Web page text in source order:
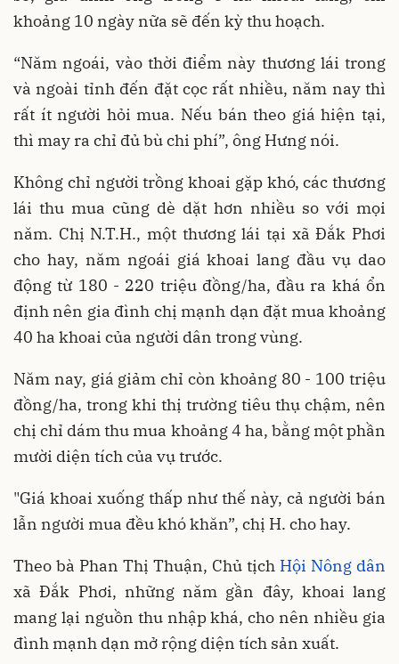
khoảng 10 ngày nữa sẽ đến kỳ thu hoạch.
“Năm ngoái, vào thời điểm này thương lái trong
và ngoài tỉnh đến đặt cọc rất nhiều, năm nay thì
rất ít người hỏi mua. Nếu bán theo giá hiện tại,
thì may ra chỉ đủ bù chi phí”, ông Hưng nói.
Không chỉ người trồng khoai gặp khó, các thương
lái thu mua cũng dè dặt hơn nhiều so với mọi
năm. Chị N.T.H., một thương lái tại xã Đắk Phơi
cho hay, năm ngoái giá khoai lang đầu vụ dao
động từ 180 - 220 triệu đồng/ha, đầu ra khá ổn
định nên gia đình chị mạnh dạn đặt mua khoảng
40 ha khoai của người dân trong vùng.
Năm nay, giá giảm chỉ còn khoảng 80 - 100 triệu
đồng/ha, trong khi thị trường tiêu thụ chậm, nên
chị chỉ dám thu mua khoảng 4 ha, bằng một phần
mười diện tích của vụ trước.
"Giá khoai xuống thấp như thế này, cả người bán
lẫn người mua đều khó khăn”, chị H. cho hay.
Theo bà Phan Thị Thuận, Chủ tịch Hội Nông dân
xã Đắk Phơi, những năm gần đây, khoai lang
mang lại nguồn thu nhập khá, cho nên nhiều gia
đình mạnh dạn mở rộng diện tích sản xuất.